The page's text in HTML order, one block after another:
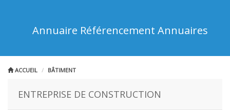
Annuaire Référencement Annuaires
ACCUEIL BÂTIMENT
ENTREPRISE DE CONSTRUCTION